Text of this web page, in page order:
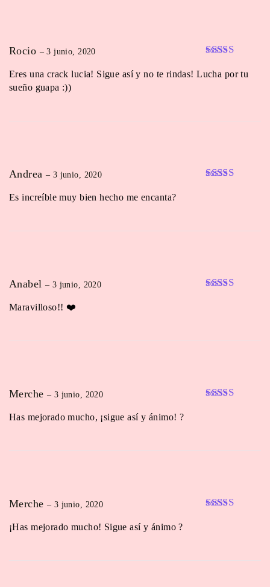
5de 5
Rocio – 3 junio, 2020
Eres una crack lucia! Sigue así y no te rindas! Lucha por tu
sueño guapa :))
Andrea – 3 junio, 2020
Es increíble muy bien hecho me encanta?
Anabel – 3 junio, 2020
Maravilloso!! ❤️
Merche – 3 junio, 2020
Has mejorado mucho, ¡sigue así y ánimo! ?
Merche – 3 junio, 2020
¡Has mejorado mucho! Sigue así y ánimo ?